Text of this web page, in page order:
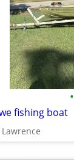
•
fishing boat
Lawrence